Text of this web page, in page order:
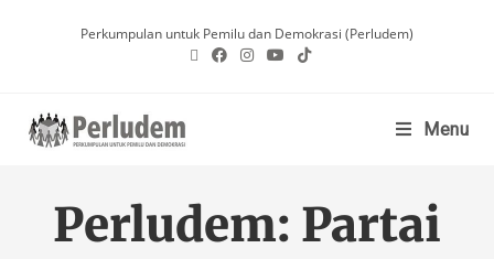
Perkumpulan untuk Pemilu dan Demokrasi (Perludem)
Menu
Perludem: Partai